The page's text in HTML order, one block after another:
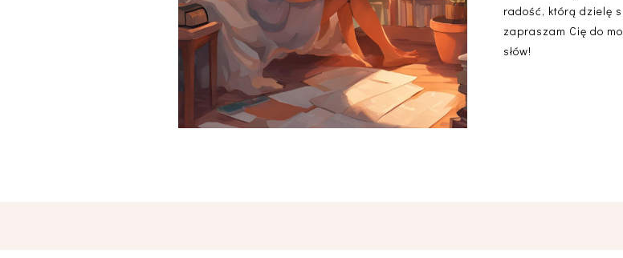
radość, którą dzielę
zapraszam Cię do
słów!